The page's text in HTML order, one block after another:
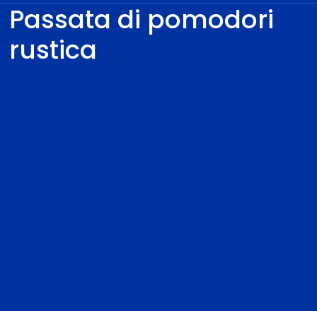
Passata di pomodori
rustica